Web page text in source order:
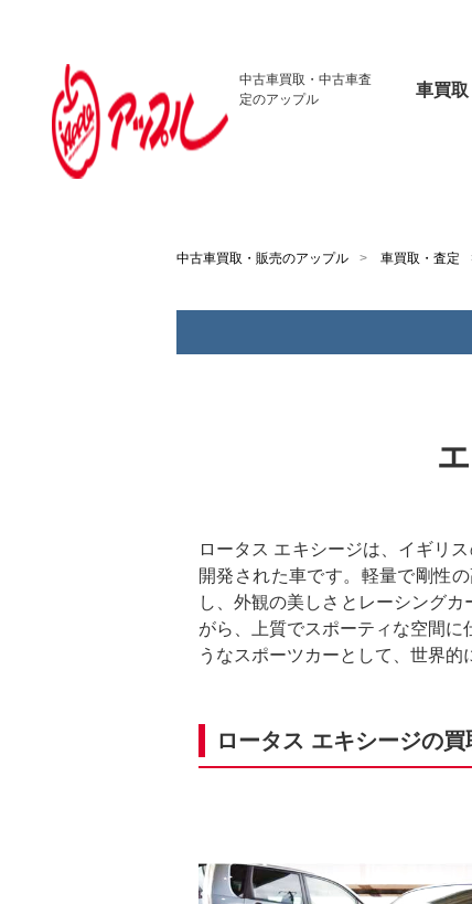
中古車買取・ 中古車査
定のアップル
車買取
中古車買取・販売のアップル 車買取・査定
ロータス エキシージは、イギリ
開発された車です。軽量で剛性
し、外観の美しさとレーシング
がら、上質でスポーティな空間
うなスポーツカーとして、世界的
ロータス エキシージの